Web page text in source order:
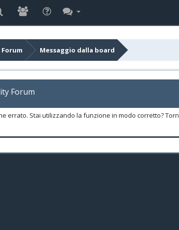
Messaggio dalla board
Forum
errato. Stai utilizzando la funzione in modo corretto?